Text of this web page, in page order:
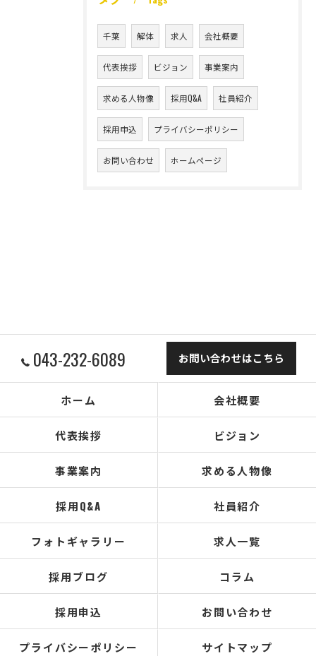
千葉 解体 求人 会社概要
代表挨拶 ビジョン 事業案内
求める人物像 採用Q&A 社員紹介
採用申込 プライバシーポリシー
お問い合わせ ホームページ
043-232-6089 お問い合わせはこちら
ホーム 会社概要
代表挨拶 ビジョン
事業案内 求める人物像
採用Q&A 社員紹介
フォトギャラリー 求人一覧
採用ブログ コラム
採用申込 お問い合わせ
プライバシーポリシー サイトマップ